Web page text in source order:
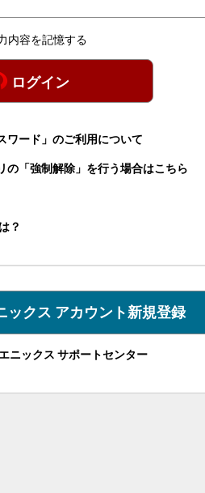
内容を記憶する
ログイン
ワード」のご利用について
の「強制解除」を行う場合はこちら
？
ックス アカウント新規登録
ニックス サポートセンター